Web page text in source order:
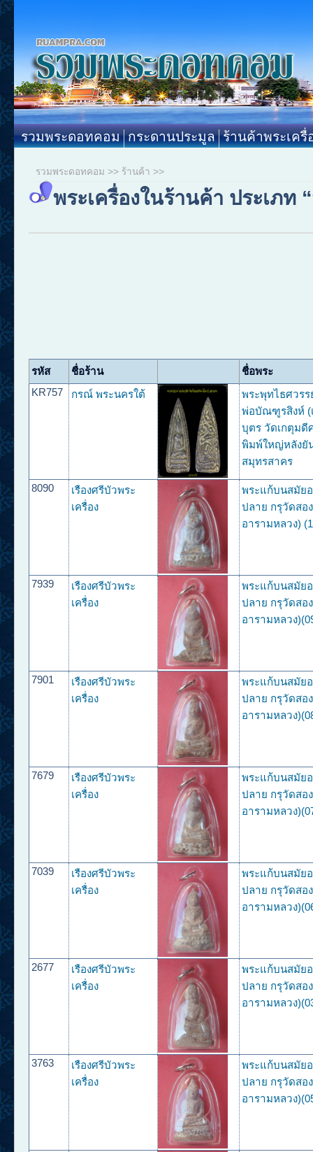
รวมพระดอทคอม กระดานประมูล ร้านค้าพระเครื่
รวมพระดอทคอม >> ร้านค้า >>
พระเครื่องในร้านค้า ประเภท
รหัส ชื่อร้าน
ชื่อพระ
KR757
กรณ์ พระนครใต้
พระพุทไธศวรร
พ่อบัณฑูรสิงห์ (
บุตร วัดเกตุมดี
พิมพ์ใหญ่หลังยั
สมุทรสาคร
8090
เรืองศรีบัวพระ
เครื่อง
พระแก้บนสมัย
ปลาย กรุวัดสอ
อารามหลวง)
7939
เรืองศรีบัวพระ
เครื่อง
พระแก้บนสมัย
ปลาย กรุวัดสอ
อารามหลวง
7901
เรืองศรีบัวพระ
เครื่อง
พระแก้บนสมัย
ปลาย กรุวัดสอ
อารามหลวง
7679
เรืองศรีบัวพระ
เครื่อง
พระแก้บนสมัย
ปลาย กรุวัดสอ
อารามหลวง
7039
เรืองศรีบัวพระ
เครื่อง
พระแก้บนสมัย
ปลาย กรุวัดสอ
อารามหลวง
2677
เรืองศรีบัวพระ
เครื่อง
พระแก้บนสมัย
ปลาย กรุวัดสอ
อารามหลวง
3763
เรืองศรีบัวพระ
เครื่อง
พระแก้บนสมัย
ปลาย กรุวัดสอ
อารามหลวง